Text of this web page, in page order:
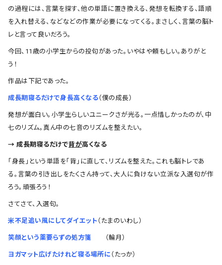
の過程には、言葉を探す、他の単語に置き換える、発想を転換する、語順
を入れ替える、などなどの作業が必要になってくる。まさしく、言葉の脳ト
レと言って良いだろう。
今回、11歳の小学生からの投句があった。いやはや頼もしい。ありがと
う！
作品は下記であった。
成長期寝るだけで身長高くなる （僕の成長）
発想が面白い。小学生らしいユニークさが光る。一点惜しかったのが、中
七のリズム。真ん中の七音のリズムを整えたい。
→ 成長期寝るだけで背が高くなる
「身長」という単語を「背」に直して、リズムを整えた。これも脳トレであ
る。言葉の引き出しをたくさん持って、大人に負けない立派な入選句が作
ろう。頑張ろう！
さてさて、入選句。
米不足追い風にしてダイエット （たまのいわし）
笑顔という薬要らずの処方箋 （輪月）
ヨガマット広げたけれど寝る場所に （たっか）